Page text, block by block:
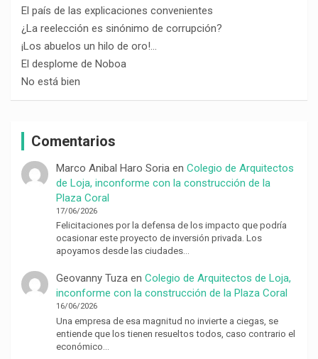
El país de las explicaciones convenientes
¿La reelección es sinónimo de corrupción?
¡Los abuelos un hilo de oro!…
El desplome de Noboa
No está bien
Comentarios
Marco Anibal Haro Soriaen Colegio de Arquitectos
de Loja, inconforme con la construcción de la
Plaza Coral
17/06/2026
Felicitaciones por la defensa de los impacto que podría
ocasionar este proyecto de inversión privada. Los
apoyamos desde las ciudades…
Geovanny Tuzaen Colegio de Arquitectos de Loja,
inconforme con la construcción de la Plaza Coral
16/06/2026
Una empresa de esa magnitud no invierte a ciegas, se
entiende que los tienen resueltos todos, caso contrario el
económico…